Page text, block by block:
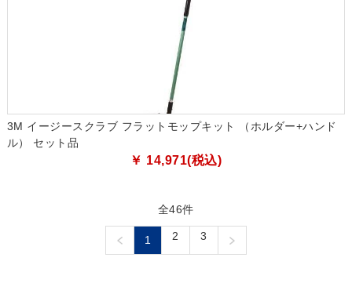
3M イージースクラブ フラットモップキット （ホルダー+ハンド
ル） セット品
￥ 14,971(税込)
全46件
1 2 3